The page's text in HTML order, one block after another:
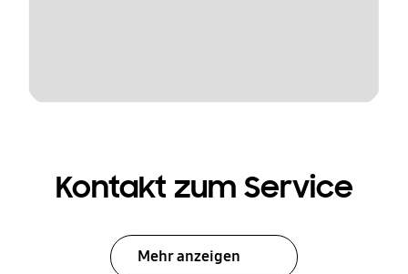
Kontakt zum Service
Mehr anzeigen